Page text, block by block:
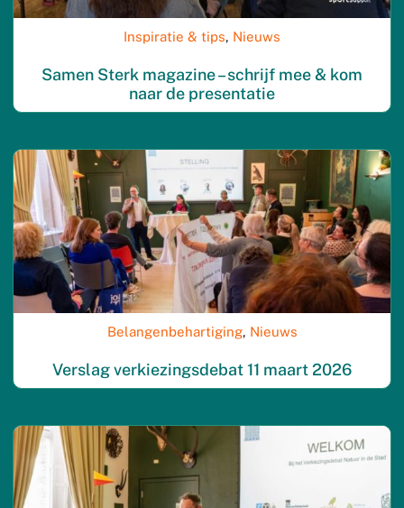
Inspiratie & tips, Nieuws
Samen Sterk magazine – schrijf mee & kom
naar de presentatie
Belangenbehartiging, Nieuws
Verslag verkiezingsdebat 11 maart 2026